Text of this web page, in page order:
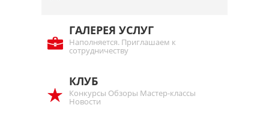
ГАЛЕРЕЯ УСЛУГ
Наполняется. Приглашаем к
сотрудничеству
КЛУБ
Конкурсы Обзоры Мастер-классы
Новости